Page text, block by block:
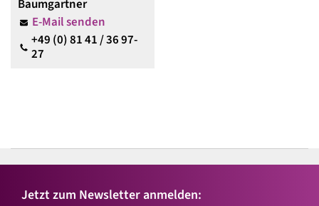
Baumgartner
E-Mail senden
+49 (0) 81 41 / 36 97-
27
Jetzt zum Newsletter anmelden: